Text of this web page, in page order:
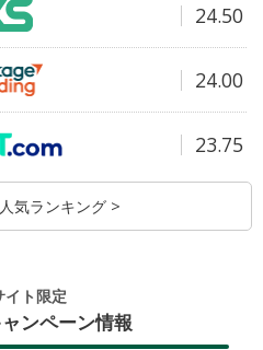
24.50
24.00
23.75
気ランキング >
イト限定
ンペーン情報